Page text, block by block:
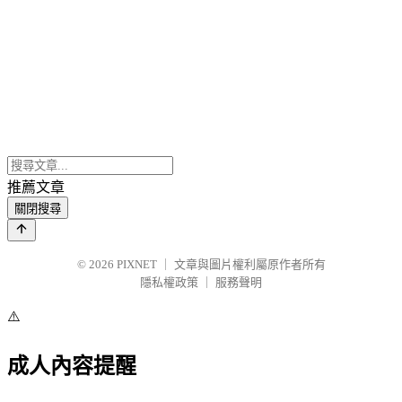
推薦文章
關閉搜尋
© 2026 PIXNET
文章與圖片權利屬原作者所有
隱私權政策
服務聲明
⚠️
成人內容提醒